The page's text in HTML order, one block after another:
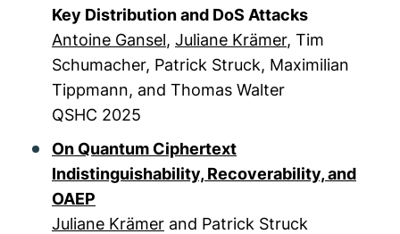
Key Distribution and DoS Attacks
Antoine Gansel, Juliane Krämer, Tim
Schumacher, Patrick Struck, Maximilian
Tippmann, and Thomas Walter
QSHC 2025
On Quantum Ciphertext
Indistinguishability, Recoverability, and
OAEP
Juliane Krämer and Patrick Struck